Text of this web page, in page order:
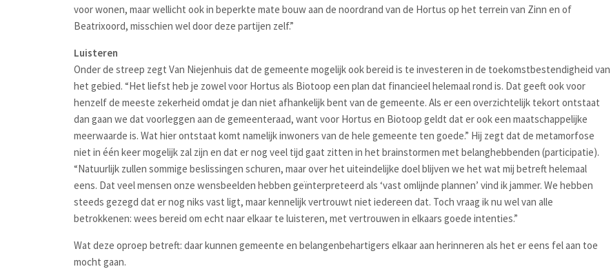
voor wonen, maar wellicht ook in beperkte mate bouw aan de noordrand van de Hortus op het terrein van Zinn en of
Beatrixoord, misschien wel door deze partijen zelf.”
Luisteren
Onder de streep zegt Van Niejenhuis dat de gemeente mogelijk ook bereid is te investeren in de toekomstbestendigheid van
het gebied. “Het liefst heb je zowel voor Hortus als Biotoop een plan dat financieel helemaal rond is. Dat geeft ook voor
henzelf de meeste zekerheid omdat je dan niet afhankelijk bent van de gemeente. Als er een overzichtelijk tekort ontstaat
dan gaan we dat voorleggen aan de gemeenteraad, want voor Hortus en Biotoop geldt dat er ook een maatschappelijke
meerwaarde is. Wat hier ontstaat komt namelijk inwoners van de hele gemeente ten goede.” Hij zegt dat de metamorfose
niet in één keer mogelijk zal zijn en dat er nog veel tijd gaat zitten in het brainstormen met belanghebbenden (participatie).
“Natuurlijk zullen sommige beslissingen schuren, maar over het uiteindelijke doel blijven we het wat mij betreft helemaal
eens. Dat veel mensen onze wensbeelden hebben geïnterpreteerd als ‘vast omlijnde plannen’ vind ik jammer. We hebben
steeds gezegd dat er nog niks vast ligt, maar kennelijk vertrouwt niet iedereen dat. Toch vraag ik nu wel van alle
betrokkenen: wees bereid om echt naar elkaar te luisteren, met vertrouwen in elkaars goede intenties.”
Wat deze oproep betreft: daar kunnen gemeente en belangenbehartigers elkaar aan herinneren als het er eens fel aan toe
mocht gaan.